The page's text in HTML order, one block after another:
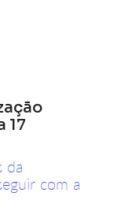
17
da
com a